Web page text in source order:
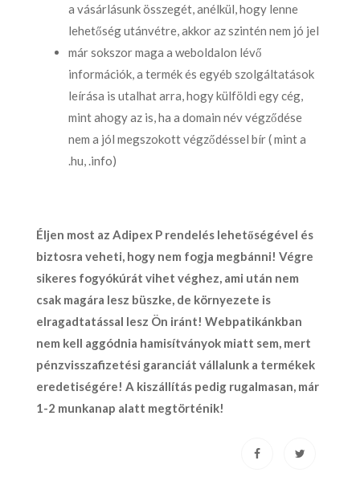
a vásárlásunk összegét, anélkül, hogy lenne
lehetőség utánvétre, akkor az szintén nem jó jel
már sokszor maga a weboldalon lévő
információk, a termék és egyéb szolgáltatások
leírása is utalhat arra, hogy külföldi egy cég,
mint ahogy az is, ha a domain név végződése
nem a jól megszokott végződéssel bír ( mint a
.hu, .info)
Éljen most az Adipex P rendelés lehetőségével és
biztosra veheti, hogy nem fogja megbánni! Végre
sikeres fogyókúrát vihet véghez, ami után nem
csak magára lesz büszke, de környezete is
elragadtatással lesz Ön iránt! Webpatikánkban
nem kell aggódnia hamisítványok miatt sem, mert
pénzvisszafizetési garanciát vállalunk a termékek
eredetiségére! A kiszállítás pedig rugalmasan, már
1-2 munkanap alatt megtörténik!